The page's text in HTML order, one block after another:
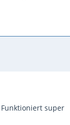
super